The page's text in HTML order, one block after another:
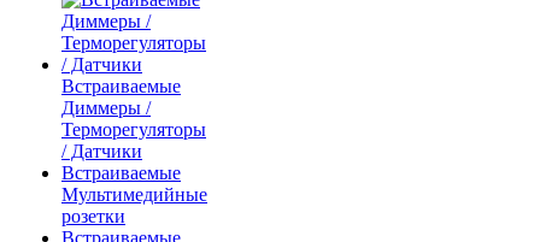
Встраиваемые
Диммеры /
Терморегуляторы
/ Датчики
Встраиваемые
Мультимедийные
розетки